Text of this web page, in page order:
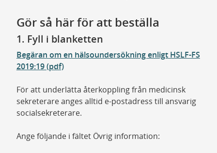
Gör så här för att beställa
1. Fyll i blanketten
Begäran om en hälsoundersökning enligt HSLF-FS
2019:19 (pdf)
För att underlätta återkoppling från medicinsk
sekreterare anges alltid e-postadress till ansvarig
socialsekreterare.
Ange följande i fältet Övrig information: